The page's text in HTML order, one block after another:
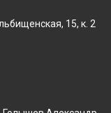
15, к. 2